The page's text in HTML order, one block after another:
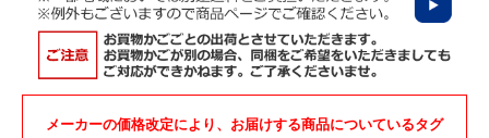
メーカーの価格改定により、お届けする商品についているタグ